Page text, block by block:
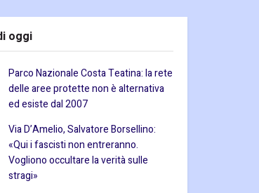
oggi
Parco Nazionale Costa Teatina: la rete
delle aree protette non è alternativa
ed esiste dal 2007
Via D’Amelio, Salvatore Borsellino:
«Qui i fascisti non entreranno.
Vogliono occultare la verità sulle
stragi»